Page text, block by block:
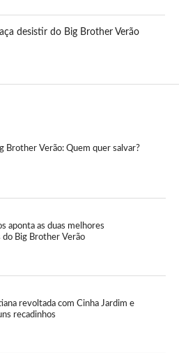
desistir do Big Brother Verão
Brother Verão: Quem quer salvar?
aponta as duas melhores
Big Brother Verão
revoltada com Cinha Jardim e
recadinhos